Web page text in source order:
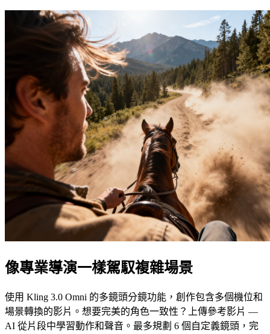
像專業導演一樣駕馭複雜場景
使用 Kling 3.0 Omni 的多鏡頭分鏡功能，創作包含多個機位和
場景轉換的影片。想要完美的角色一致性？上傳參考影片 —
AI 從片段中學習動作和聲音。最多規劃 6 個自定義鏡頭，完